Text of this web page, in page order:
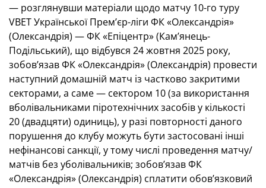
— розглянувши матеріали щодо матчу 10-го туру
VBET Української Премʼєр-ліги ФК «Олександрія»
(Олександрія) — ФК «Епіцентр» (Камʼянець-
Подільський), що відбувся 24 жовтня 2025 року,
зобов’язав ФК «Олександрія» (Олександрія) провести
наступний домашній матч із частково закритими
секторами, а саме — сектором 10 (за використання
вболівальниками піротехнічних засобів у кількості
20 (двадцяти) одиниць), у разі повторності даного
порушення до клубу можуть бути застосовані інші
нефінансові санкції, у тому числі проведення матчу/
матчів без уболівальників; зобов’язав ФК
«Олександрія» (Олександрія) сплатити обов’язковий